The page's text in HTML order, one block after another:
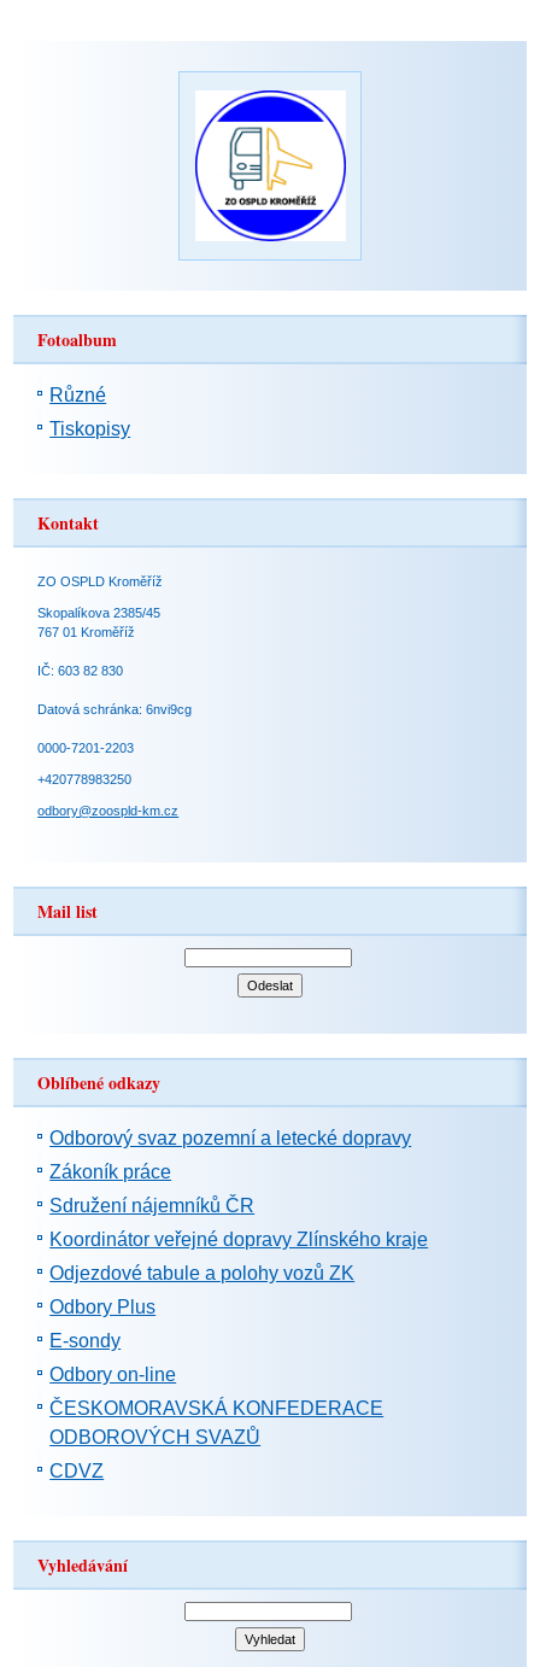
Fotoalbum
Různé
Tiskopisy
Kontakt
ZO OSPLD Kroměříž
Skopalíkova 2385/45
767 01 Kroměříž
IČ: 603 82 830
Datová schránka: 6nvi9cg
0000-7201-2203
+420778983250
odbory@zoospld-km.cz
Mail list
Oblíbené odkazy
Odborový svaz pozemní a letecké dopravy
Zákoník práce
Sdružení nájemníků ČR
Koordinátor veřejné dopravy Zlínského kraje
Odjezdové tabule a polohy vozů ZK
Odbory Plus
E-sondy
Odbory on-line
ČESKOMORAVSKÁ KONFEDERACE
ODBOROVÝCH SVAZŮ
CDVZ
Vyhledávání